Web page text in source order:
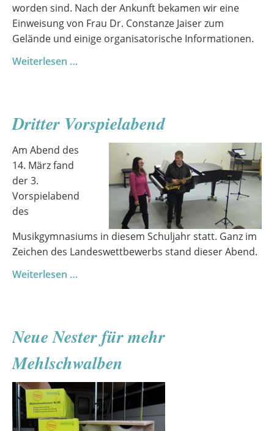
worden sind. Nach der Ankunft bekamen wir eine
Einweisung von Frau Dr. Constanze Jaiser zum
Gelände und einige organisatorische Informationen.
Weiterlesen …
Dritter Vorspielabend
Am Abend des
14. März fand
der 3.
Vorspielabend
des
Musikgymnasiums in diesem Schuljahr statt. Ganz im
Zeichen des Landeswettbewerbs stand dieser Abend.
Weiterlesen …
Neue Nester für mehr
Mehlschwalben